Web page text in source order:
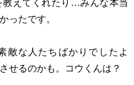
教えてくれたり…みんな本当
ったです。
な人たちばかりでしたよ
せるのかも。コウくんは？